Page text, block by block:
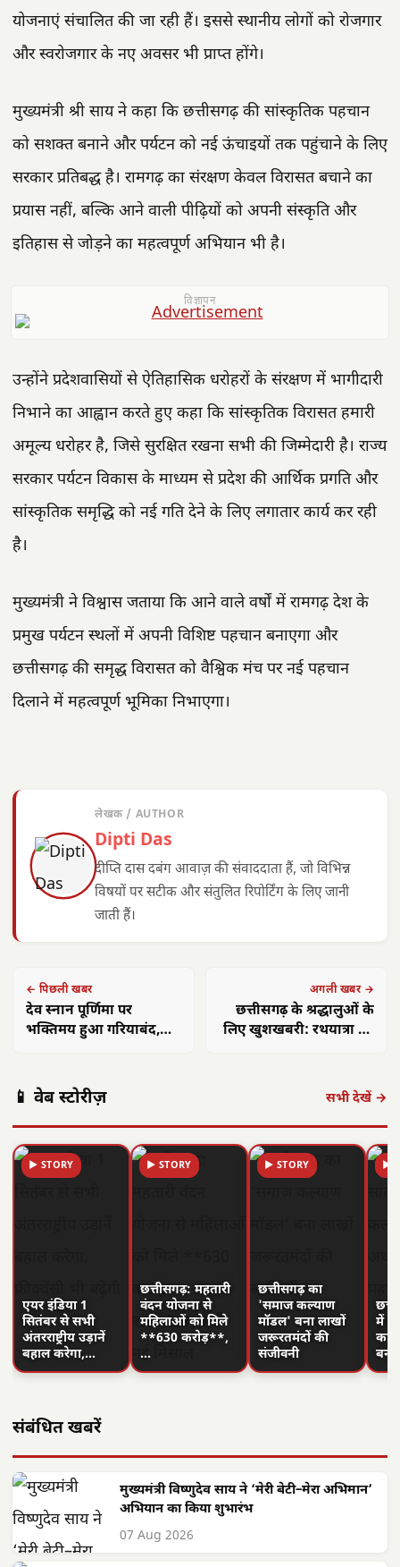
योजनाएं संचालित की जा रही हैं। इससे स्थानीय लोगों को रोजगार
और स्वरोजगार के नए अवसर भी प्राप्त होंगे।
मुख्यमंत्री श्री साय ने कहा कि छत्तीसगढ़ की सांस्कृतिक पहचान
को सशक्त बनाने और पर्यटन को नई ऊंचाइयों तक पहुंचाने के लिए
सरकार प्रतिबद्ध है। रामगढ़ का संरक्षण केवल विरासत बचाने का
प्रयास नहीं, बल्कि आने वाली पीढ़ियों को अपनी संस्कृति और
इतिहास से जोड़ने का महत्वपूर्ण अभियान भी है।
विज्ञापन
उन्होंने प्रदेशवासियों से ऐतिहासिक धरोहरों के संरक्षण में भागीदारी
निभाने का आह्वान करते हुए कहा कि सांस्कृतिक विरासत हमारी
अमूल्य धरोहर है, जिसे सुरक्षित रखना सभी की जिम्मेदारी है। राज्य
सरकार पर्यटन विकास के माध्यम से प्रदेश की आर्थिक प्रगति और
सांस्कृतिक समृद्धि को नई गति देने के लिए लगातार कार्य कर रही
है।
मुख्यमंत्री ने विश्वास जताया कि आने वाले वर्षों में रामगढ़ देश के
प्रमुख पर्यटन स्थलों में अपनी विशिष्ट पहचान बनाएगा और
छत्तीसगढ़ की समृद्ध विरासत को वैश्विक मंच पर नई पहचान
दिलाने में महत्वपूर्ण भूमिका निभाएगा।
लेखक / AUTHOR
Dipti Das
दीप्ति दास दबंग आवाज़ की संवाददाता हैं, जो विभिन्न
विषयों पर सटीक और संतुलित रिपोर्टिंग के लिए जानी
जाती हैं।
← पिछली खबर
देव स्नान पूर्णिमा पर
भक्तिमय हुआ गरियाबंद,
अगली खबर →
छत्तीसगढ़ के श्रद्धालुओं के
लिए खुशखबरी: रथयात्रा को
📱 वेब स्टोरीज़ सभी देखें →
▶ STORY
एयर इंडिया 1
सितंबर से सभी
अंतरराष्ट्रीय उड़ानें
बहाल करेगा,…
▶ STORY
छत्तीसगढ़: महतारी
वंदन योजना से
महिलाओं को मिले
**630 करोड़**,
…
▶ STORY
छत्तीसगढ़ का
'समाज कल्याण
मॉडल' बना लाखों
जरूरतमंदों की
संजीवनी
▶
में
का
संबंधित खबरें
मुख्यमंत्री विष्णुदेव साय ने ‘मेरी बेटी–मेरा अभिमान’
अभियान का किया शुभारंभ
07 Aug 2026